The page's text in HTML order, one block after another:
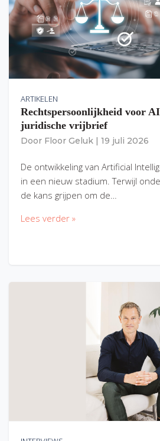
ARTIKELEN
Rechtspersoonlijkheid voor
juridische vrijbrief
Door Floor Geluk 19 juli 2026
De ontwikkeling van Artificial
in een nieuw stadium. Terwijl
de kans grijpen om de…
Lees verder »